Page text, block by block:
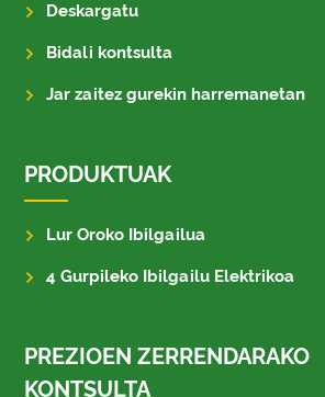
Deskargatu
Bidali kontsulta
Jar zaitez gurekin harremanetan
PRODUKTUAK
Lur Oroko Ibilgailua
4 Gurpileko Ibilgailu Elektrikoa
PREZIOEN ZERRENDARAKO
KONTSULTA